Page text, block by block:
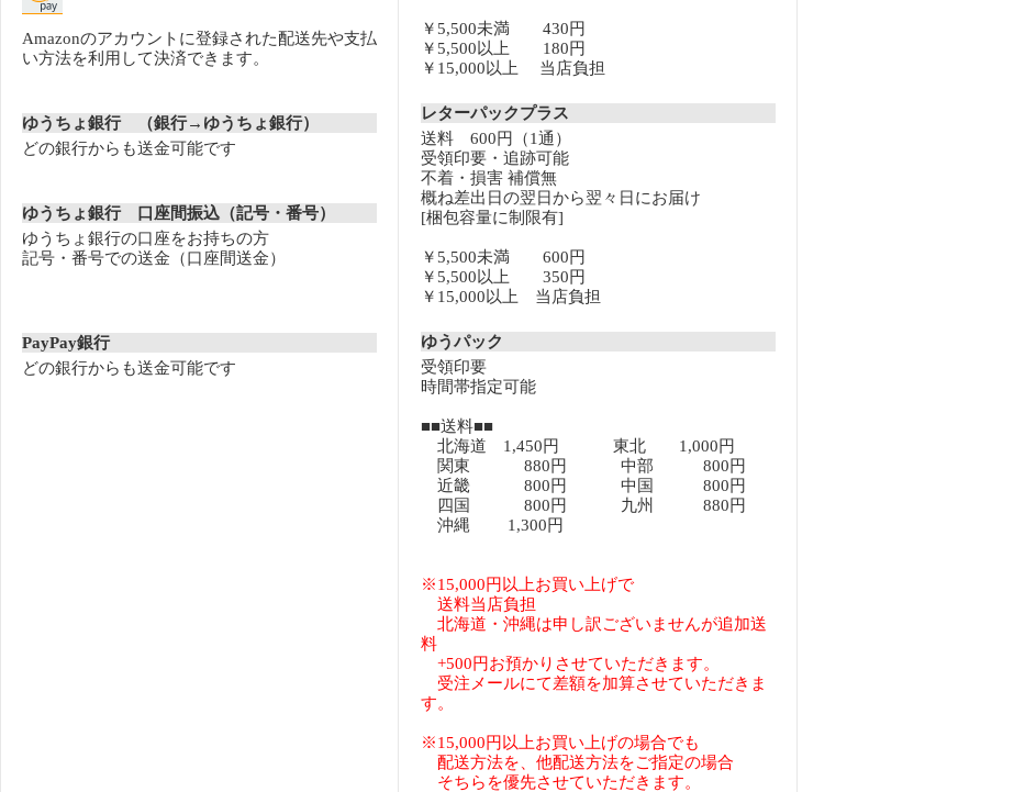
Amazonのアカウントに登録された配送先や支払
い方法を利用して決済できます。
ゆうちょ銀行 （銀行→ゆうちょ銀行）
どの銀行からも送金可能です
ゆうちょ銀行 口座間振込（記号・番号）
ゆうちょ銀行の口座をお持ちの方
記号・番号での送金（口座間送金）
PayPay銀行
どの銀行からも送金可能です
￥5,500未満 430円
￥5,500以上 180円
￥15,000以上 当店負担
レターパックプラス
送料 600円（1通）
受領印要・追跡可能
不着・損害 補償無
概ね差出日の翌日から翌々日にお届け
[梱包容量に制限有]
￥5,500未満 600円
￥5,500以上 350円
￥15,000以上 当店負担
ゆうパック
受領印要
時間帯指定可能
■■送料■■
北海道 1,450円 東北 1,000円
関東 880円 中部 800円
近畿 800円 中国 800円
四国 800円 九州 880円
沖縄 1,300円
※15,000円以上お買い上げで
送料当店負担
北海道・沖縄は申し訳ございませんが追加送
料
+500円お預かりさせていただきます。
受注メールにて差額を加算させていただきま
す。
※15,000円以上お買い上げの場合でも
配送方法を、他配送方法をご指定の場合
そちらを優先させていただきます。